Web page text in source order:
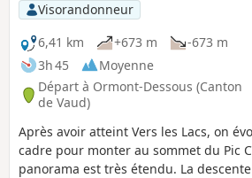
Visorandonneur
6,41 km
+673 m
-673 m
3h 45
Moyenne
Départ à Ormont-Dessous (Canton
de Vaud)
Après avoir atteint Vers les Lacs, on
cadre pour monter au sommet du Pic
panorama est très étendu. La